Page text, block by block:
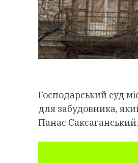
Господарський суд
для забудовника,
Панас Саксаганський.